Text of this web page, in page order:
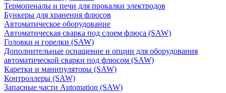
Термопеналы и печи для прокалки электродов
Бункеры для хранения флюсов
Автоматическое оборудование
Автоматическая сварка под слоем флюса (SAW)
Головки и горелки (SAW)
Дополнительные оснащение и опции для оборудования
автоматической сварки под флюсом (SAW)
Каретки и манипуляторы (SAW)
Контроллеры (SAW)
Запасные части Automation (SAW)